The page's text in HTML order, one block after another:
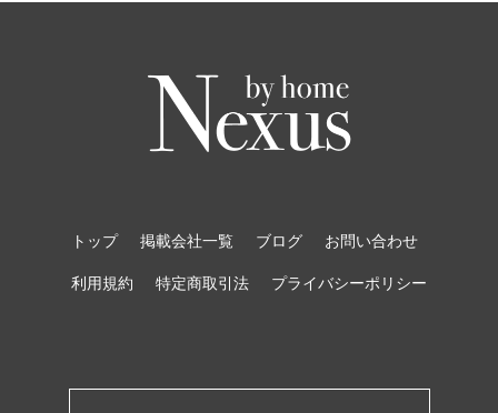
トップ 掲載会社一覧 ブログ お問い合わせ
利用規約 特定商取引法 プライバシーポリシー